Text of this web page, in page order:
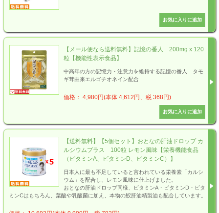
【メール便なら送料無料】記憶の番人 200mg x 120
粒【機能性表示食品】
中高年の方の記憶力・注意力を維持する記憶の番人 タモ
ギ茸由来エルゴチオネイン配合
価格： 4,980円(本体 4,612円、税 368円)
【送料無料】【5個セット】おとなの肝油ドロップ カ
ルシウムプラス 100粒 レモン風味【栄養機能食品
（ビタミンA、ビタミンD、ビタミンC）】
日本人に最も不足していると言われている栄養素「カルシ
ウム」を配合し、レモン風味に仕上げました。
おとなの肝油ドロップ同様、ビタミンA・ビタミンD・ビタ
ミンCはもちろん、葉酸や乳酸菌に加え、本物の鮫肝油精製油も配合しています。